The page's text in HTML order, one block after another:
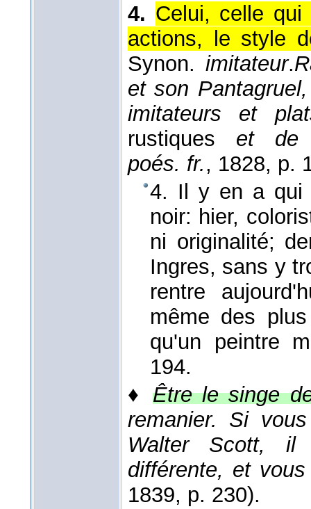
4. Celui, celle
actions, le style
Synon.imitateur.
et son
imitateurs et
rustiques et de
poés. fr., 1828, p.
4. Il y en a qui
noir: hier,
ni originalité;
Ingres, sans y
rentre
même des
qu'un peintre
194.
♦ Être le singe
remanier. Si
Walter Scott, il
différente, et
1839, p. 230).